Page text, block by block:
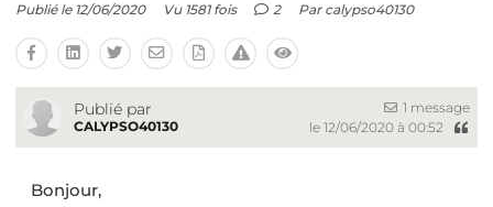
Publié le 12/06/2020 Vu 1581 fois 2 Par calypso40130
Publié par
CALYPSO40130
1 message
le 12/06/2020 à 00:52
Bonjour,